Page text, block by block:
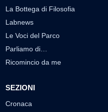
La Bottega di Filosofia
Labnews
Le Voci del Parco
Parliamo di…
Ricomincio da me
SEZIONI
Cronaca